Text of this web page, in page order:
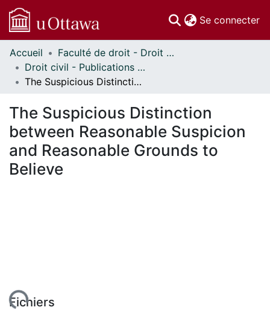
Se connecter
Communautés
et collections
Parcourir
À propos
Accueil
Faculté de droit - Droit civil // Faculty of Law - Civil Law
Droit civil - Publications // Civil Law - Publications
The Suspicious Distinction between Reasonable Suspicion and Reasonable Grounds to Believe
The Suspicious Distinction
between Reasonable Suspicion
and Reasonable Grounds to
Believe
Fichiers